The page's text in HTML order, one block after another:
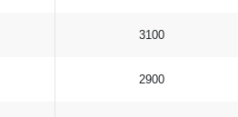
3100
2900